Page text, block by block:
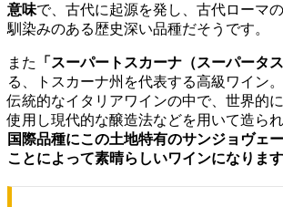
意味で、古代に起源を発し、古代ローマ
馴染みのある歴史深い品種だそうです。
また 「スーパートスカーナ（スーパータ
る、トスカーナ州を代表する高級ワイン。
伝統的なイタリアワインの中で、世界的
使用し現代的な醸造法などを用いて造ら
国際品種にこの土地特有のサンジョヴェ
ことによって素晴らしいワインになります